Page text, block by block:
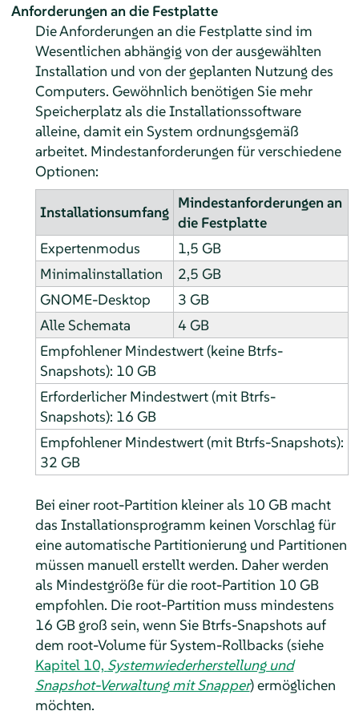
Anforderungen an die Festplatte
Die Anforderungen an die Festplatte sind im
Wesentlichen abhängig von der ausgewählten
Installation und von der geplanten Nutzung des
Computers. Gewöhnlich benötigen Sie mehr
Speicherplatz als die Installationssoftware
alleine, damit ein System ordnungsgemäß
arbeitet. Mindestanforderungen für verschiedene
Optionen:
Installationsumfang
Mindestanforderungen an
die Festplatte
Expertenmodus
1,5 GB
Minimalinstallation
2,5 GB
GNOME-Desktop
3 GB
Alle Schemata
4 GB
Empfohlener Mindestwert (keine Btrfs-
Snapshots): 10 GB
Erforderlicher Mindestwert (mit Btrfs-
Snapshots): 16 GB
Empfohlener Mindestwert (mit Btrfs-Snapshots):
32 GB
Bei einer root-Partition kleiner als 10 GB macht
das Installationsprogramm keinen Vorschlag für
eine automatische Partitionierung und Partitionen
müssen manuell erstellt werden. Daher werden
als Mindestgröße für die root-Partition 10 GB
empfohlen. Die root-Partition muss mindestens
16 GB groß sein, wenn Sie Btrfs-Snapshots auf
dem root-Volume für System-Rollbacks (siehe
Kapitel 10, Systemwiederherstellung und
Snapshot-Verwaltung mit Snapper)ermöglichen
möchten.